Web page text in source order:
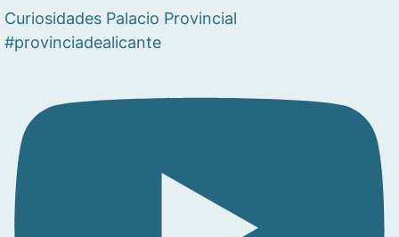
Curiosidades Palacio Provincial
#provinciadealicante